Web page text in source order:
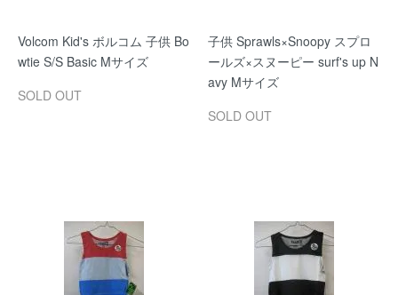
Volcom Kid's ボルコム 子供 Bo
wtie S/S Basic Mサイズ
SOLD OUT
子供 Sprawls×Snoopy スプロ
ールズ×スヌーピー surf's up N
avy Mサイズ
SOLD OUT